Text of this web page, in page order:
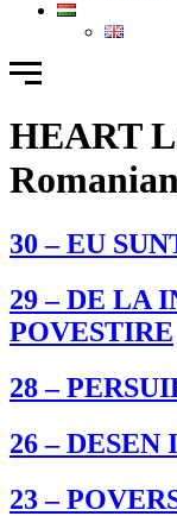
HEART
30 – EU
29 – DE LA
POVESTIRE
28 –
26 – DESEN
23 –